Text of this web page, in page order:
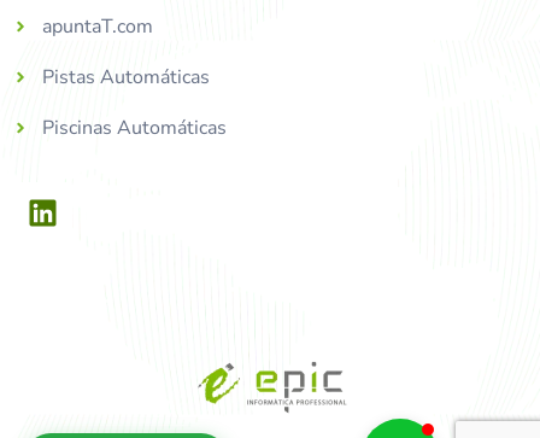
apuntaT.com
Pistas Automáticas
Piscinas Automáticas